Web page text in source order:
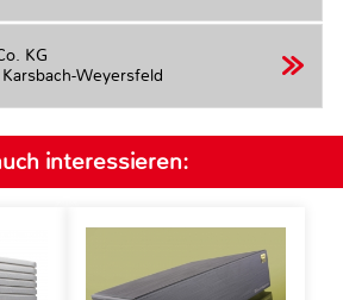
KG
Weyersfeld
interessieren: